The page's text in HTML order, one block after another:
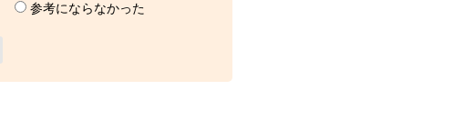
参考にならなかった